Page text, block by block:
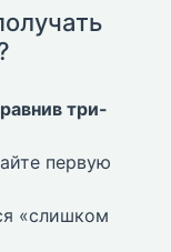
три-
первую
«слишком